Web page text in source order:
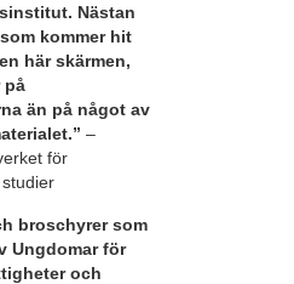
Nästan
kommer hit
här skärmen,
på
än på något av
–
för
broschyrer som
Ungdomar för
och